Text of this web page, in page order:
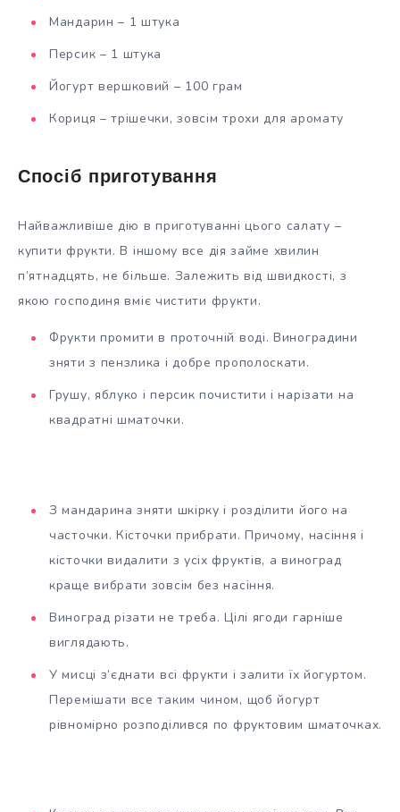
Мандарин – 1 штука
Персик – 1 штука
Йогурт вершковий – 100 грам
Кориця – трішечки, зовсім трохи для аромату
Спосіб приготування
Найважливіше дію в приготуванні цього салату –
купити фрукти. В іншому все дія займе хвилин
п’ятнадцять, не більше. Залежить від швидкості, з
якою господиня вміє чистити фрукти.
Фрукти промити в проточній воді. Виноградини
зняти з пензлика і добре прополоскати.
Грушу, яблуко і персик почистити і нарізати на
квадратні шматочки.
З мандарина зняти шкірку і розділити його на
часточки. Кісточки прибрати. Причому, насіння і
кісточки видалити з усіх фруктів, а виноград
краще вибрати зовсім без насіння.
Виноград різати не треба. Цілі ягоди гарніше
виглядають.
У мисці з’єднати всі фрукти і залити їх йогуртом.
Перемішати все таким чином, щоб йогурт
рівномірно розподілився по фруктовим шматочках.